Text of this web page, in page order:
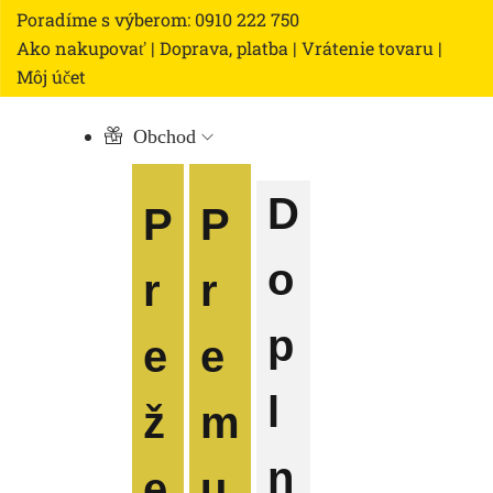
Poradíme s výberom: 0910 222 750
Ako nakupovať | Doprava, platba | Vrátenie tovaru |
Môj účet
Obchod
P
r
e
ž
P
r
e
m
D
o
p
l
n